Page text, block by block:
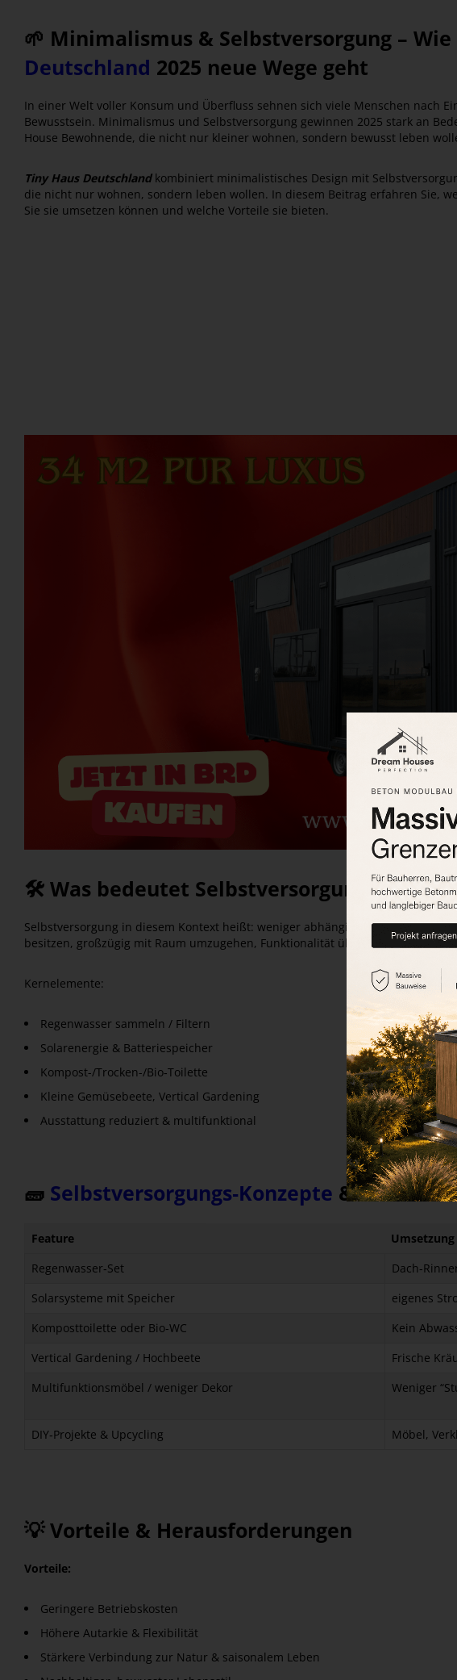
🌱 Minimalismus & Selbstversorgung – Wie
Deutschland 2025 neue Wege geht
In einer Welt voller Konsum und Überfluss sehnen sich viele Menschen nach
Bewusstsein. Minimalismus und Selbstversorgung gewinnen 2025 stark an
House Bewohnende, die nicht nur kleiner wohnen, sondern bewusst leben
Tiny Haus Deutschlandkombiniert minimalistisches Design mit
die nicht nur wohnen, sondern leben wollen. In diesem Beitrag erfahren Sie,
Sie sie umsetzen können und welche Vorteile sie bieten.
🛠️ Was bedeutet Selbstversorgung &
Selbstversorgung in diesem Kontext heißt: weniger abhängig von externen
besitzen, großzügig mit Raum umzugehen, Funktionalität über Dekoration zu
Kernelemente:
Regenwasser sammeln / Filtern
Solarenergie & Batteriespeicher
Kompost-/Trocken-/Bio‑Toilette
Kleine Gemüsebeete, Vertical Gardening
Ausstattung reduziert & multifunktional
🧱 Selbstversorgungs‑Konzepte &
Feature
Regenwasser‑Set
Solarsysteme mit Speicher
eigenes
Komposttoilette oder Bio‑WC
Kein
Vertical Gardening / Hochbeete
Frische
Multifunktionsmöbel / weniger Dekor
Weniger
DIY‑Projekte & Upcycling Möbel,
💡 Vorteile & Herausforderungen
Vorteile:
Geringere Betriebskosten
Höhere Autarkie & Flexibilität
Stärkere Verbindung zur Natur & saisonalem Leben